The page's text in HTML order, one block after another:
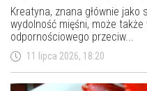
Kreatyna, znana głównie
wydolność mięśni, może
odpornościowego przeciw...
11 lipca 2026, 18:20